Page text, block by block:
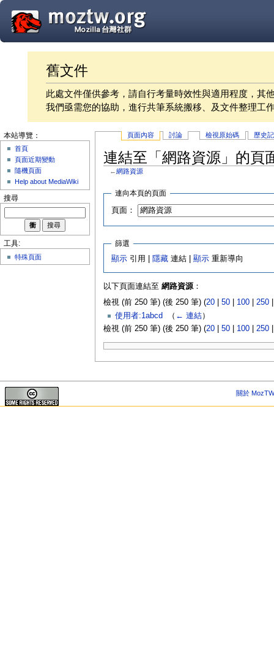
舊文件
此處文件僅供參考，請自行考量時效性與適用程度，其
我們亟需您的協助，進行共筆系統搬移、及文件整理工
頁面內容 討論 檢視原始碼 歷史
連結至「網路資源」的頁
←網路資源
連向本頁的頁面
頁面：
篩選
顯示 引用 | 隱藏 連結 |顯示 重新導向
以下頁面連結至 網路資源：
檢視 (前 250 筆) (後 250 筆) (20| 50| 100| 250
使用者:1abcd
（ ← 連結）
檢視 (前 250 筆) (後 250 筆) (20| 50| 100| 250
本站導覽：
首頁
頁面近期變動
隨機頁面
Help about MediaWiki
搜尋
工具:
特殊頁面
關於